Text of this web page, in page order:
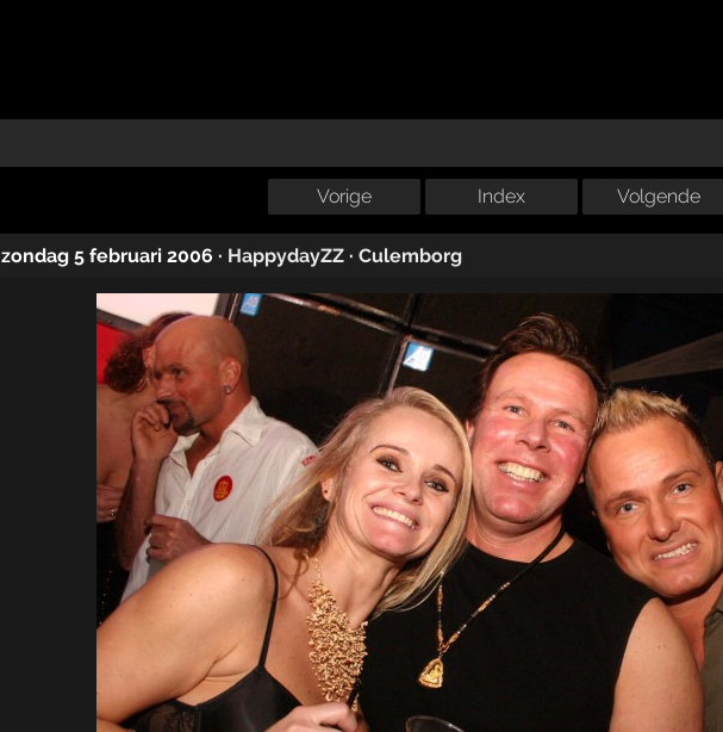
Vorige Index Volgende
zondag 5 februari 2006 · HappydayZZ · Culemborg